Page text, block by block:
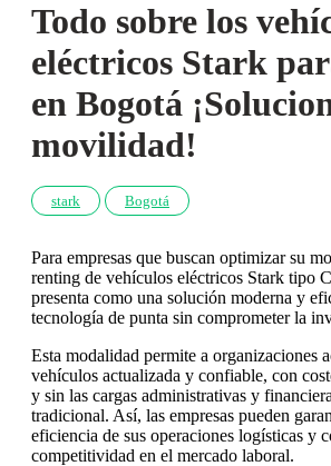
Todo sobre los
eléctricos Stark
en Bogotá
movilidad!
stark Bogotá
Para empresas que buscan optimizar su
renting de vehículos eléctricos Stark tipo
presenta como una solución moderna y
tecnología de punta sin comprometer la
Esta modalidad permite a organizaciones
vehículos actualizada y confiable, con
y sin las cargas administrativas y
tradicional. Así, las empresas pueden
eficiencia de sus operaciones logísticas y
competitividad en el mercado laboral.